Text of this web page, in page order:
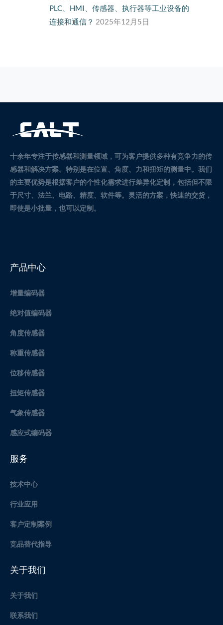
PLC、HMI、传感器、执行器等工业设备的
连接和通信？ 2025年12月5日
十余年专注于传感器和测量领域，可为客户提供多种有竞争力的传
感器和解决方案。 特别是在位置、角度、力和扭矩的测量中。 我们
的主要优势是根据客户的个性化需求进行差异化定制，包括但不限
于尺寸、法兰、电路、精度、软件等。灵活的方案，快速的交货，
即使是小批量，也可以定制。
产品中心
增量编码器
绝对值编码器
角度传感器
称重传感器
位移传感器
扭矩传感器
气象传感器
感应式编码器
服务
技术中心
行业应用
客户定制案例
竞品替代指导
关于我们
关于我们
联系我们